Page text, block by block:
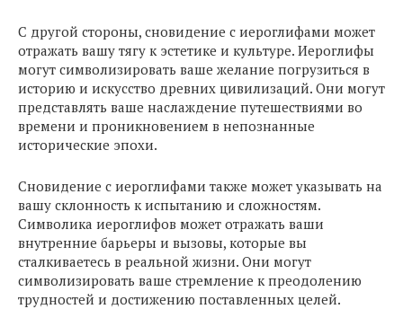
С другой стороны, сновидение с иероглифами может
отражать вашу тягу к эстетике и культуре. Иероглифы
могут символизировать ваше желание погрузиться в
историю и искусство древних цивилизаций. Они могут
представлять ваше наслаждение путешествиями во
времени и проникновением в непознанные
исторические эпохи.
Сновидение с иероглифами также может указывать на
вашу склонность к испытанию и сложностям.
Символика иероглифов может отражать ваши
внутренние барьеры и вызовы, которые вы
сталкиваетесь в реальной жизни. Они могут
символизировать ваше стремление к преодолению
трудностей и достижению поставленных целей.